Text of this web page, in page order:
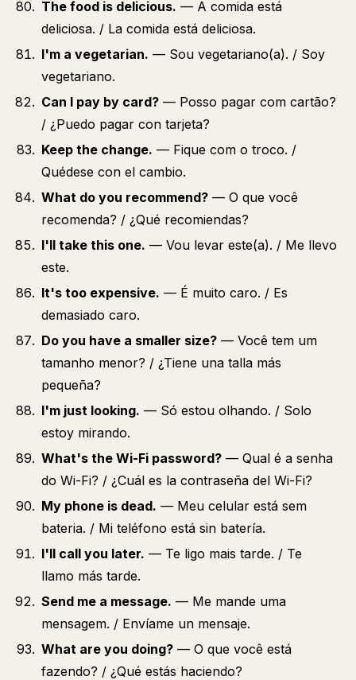
The food is delicious. — A comida está
deliciosa. / La comida está deliciosa.
I'm a vegetarian. — Sou vegetariano(a). / Soy
vegetariano.
Can I pay by card? — Posso pagar com cartão?
/ ¿Puedo pagar con tarjeta?
Keep the change. — Fique com o troco. /
Quédese con el cambio.
What do you recommend? — O que você
recomenda? / ¿Qué recomiendas?
I'll take this one. — Vou levar este(a). / Me llevo
este.
It's too expensive. — É muito caro. / Es
demasiado caro.
Do you have a smaller size? — Você tem um
tamanho menor? / ¿Tiene una talla más
pequeña?
I'm just looking. — Só estou olhando. / Solo
estoy mirando.
What's the Wi-Fi password? — Qual é a senha
do Wi-Fi? / ¿Cuál es la contraseña del Wi-Fi?
My phone is dead. — Meu celular está sem
bateria. / Mi teléfono está sin batería.
I'll call you later. — Te ligo mais tarde. / Te
llamo más tarde.
Send me a message. — Me mande uma
mensagem. / Envíame un mensaje.
What are you doing? — O que você está
fazendo? / ¿Qué estás haciendo?